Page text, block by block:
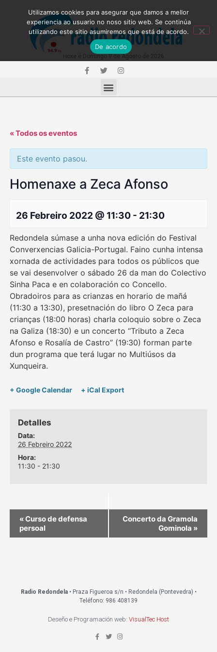
« Todos os eventos
Este evento pasou.
Homenaxe a Zeca Afonso
26 Febreiro 2022 @ 11:30 - 21:30
Redondela súmase a unha nova edición do Festival
Converxencias Galicia-Portugal. Faino cunha intensa
xornada de actividades para todos os públicos que
se vai desenvolver o sábado 26 da man do Colectivo
Sinha Paca e en colaboración co Concello.
Obradoiros para as crianzas en horario de mañá
(11:30 a 13:30), presetnación do libro O Zeca para
crianças (18:00 horas) charla coloquio sobre o Zeca
na Galiza (18:30) e un concerto “Tributo a Zeca
Afonso e Rosalía de Castro” (19:30) forman parte
dun programa que terá lugar no Multiúsos da
Xunqueira.
+ Google Calendar + iCal Export
Detalles
Data:
26 Febreiro 2022
Hora:
11:30 - 21:30
«Curso de defensa
persoal
Concerto da Gramola
Gominola »
Radio Redondela• Praza Figueroa s/n • Redondela (Pontevedra) •
Teléfono: 986 408139
Deseño e Programación web: VisualTec Host
Utilizamos cookies para asegurar que damos a mellor
experiencia ao usuario no noso sitio web. Se continúa
utilizando este sitio asumiremos que está de acordo.
De acordo